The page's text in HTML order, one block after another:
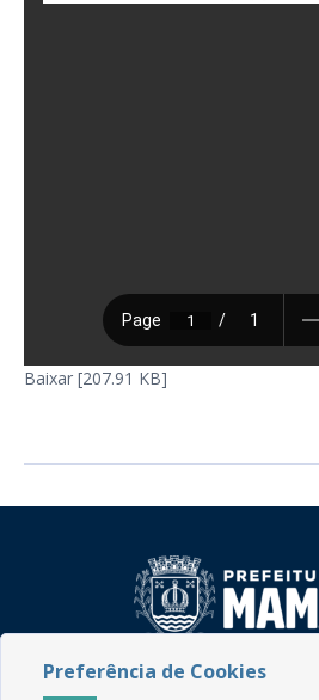
Baixar [207.91 KB]
Rua do Imperador, 78, Centro
Preferência de Cookies